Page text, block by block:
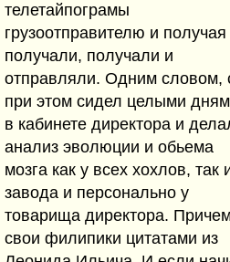
телетайпограмы
грузоотправителю и
получали, получали и
отправляли. Одним словом,
при этом сидел целыми
в кабинете директора и
анализ эволюции и обьема
мозга как у всех хохлов, так
завода и персонально у
товарища директора.
свои филипики цитатами из